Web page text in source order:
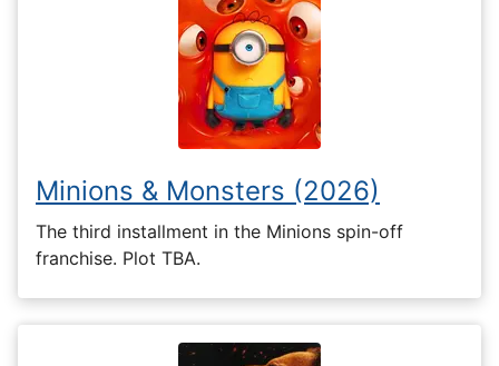
Minions & Monsters (2026)
The third installment in the Minions spin-off
franchise. Plot TBA.